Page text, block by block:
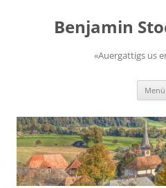
springenBenjamin
«Auergattigs us
Menü